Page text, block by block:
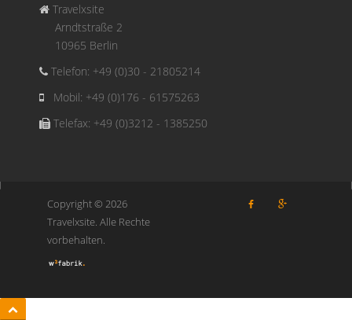
Travelxsite
Arndtstraße 2
10965 Berlin
Telefon: +49 (0)30 - 21805214
Mobil: +49 (0)176 - 61575263
Telefax: +49 (0)3212 - 1385250
Copyright © 2026
Travelxsite. Alle Rechte
vorbehalten.